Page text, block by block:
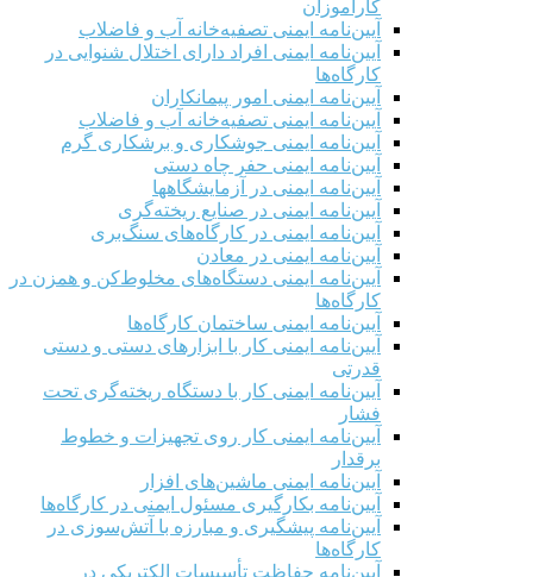
کارآموزان
آیین‌نامه ایمنی تصفیه‌خانه آب و فاضلاب
آیین‌نامه ایمنی افراد دارای اختلال شنوایی در
کارگاه‌ها
آیین‌نامه ایمنی امور پیمانکاران
آیین‌نامه ایمنی تصفیه‌خانه آب و فاضلاب
آیین‌نامه ایمنی جوشکاری و برشکاری گرم
آیین‌نامه ایمنی حفر چاه دستی
آیین‌نامه ایمنی در آزمایشگاهها
آیین‌نامه ایمنی در صنایع ریخته‌گری
آیین‌نامه ایمنی در کارگاه‌های سنگ‌بری
آیین‌نامه ایمنی در معادن
آیین‌نامه ایمنی دستگاه‌های مخلوط‌کن و همزن در
کارگاه‌ها
آیین‌نامه ایمنی ساختمان کارگاه‌ها
آیین‌نامه ایمنی کار با ابزارهای دستی و دستی
قدرتی
آیین‌نامه ایمنی کار با دستگاه ریخته‌گری تحت
فشار
آیین‌نامه ایمنی کار روی تجهیزات و خطوط
برقدار
آیین‌نامه ایمنی ماشین‌های افزار
آیین‌نامه بکارگیری مسئول ایمنی در کارگاه‌ها
آیین‌نامه پیشگیری و مبارزه با آتش‌سوزی در
کارگاه‌ها
آیین‌نامه حفاظت تأسیسات الکتریکی در